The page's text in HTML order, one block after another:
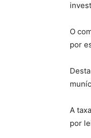
O
por
A
por